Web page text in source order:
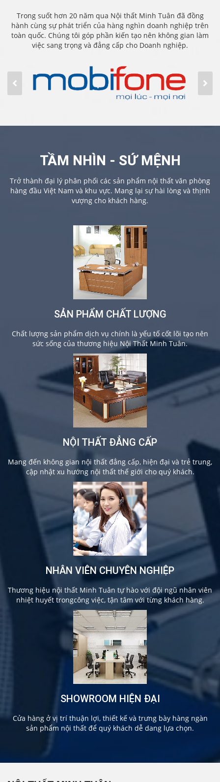
Trong suốt hơn 20 năm qua Nội thất Minh Tuân đã đồng
hành cùng sự phát triển của hàng nghìn doanh nghiệp trên
toàn quốc. Chúng tôi góp phần kiến tạo nên không gian làm
việc sang trọng và đẳng cấp cho Doanh nghiệp.
TẦM NHÌN - SỨ MỆNH
Trở thành đại lý phân phối các sản phẩm nội thất văn phòng
hàng đầu Việt Nam và khu vực. Mang lại sự hài lòng và thịnh
vượng cho khách hàng.
SẢN PHẨM CHẤT LƯỢNG
Chất lượng sản phẩm dịch vụ chính là yếu tố cốt lõi tạo nên
sức sống của thương hiệu Nội Thất Minh Tuân.
NỘI THẤT ĐẲNG CẤP
Mang đến không gian nội thất đẳng cấp, hiện đại và trẻ trung,
cập nhật xu hướng nội thất thế giới cho quý khách.
NHÂN VIÊN CHUYÊN NGHIỆP
Thương hiệu nội thất Minh Tuân tự hào với đội ngũ nhân viên
nhiệt huyết trongcông việc, tận tâm với từng khách hàng.
SHOWROOM HIỆN ĐẠI
Cửa hàng ở vị trí thuận lợi, thiết kế và trưng bày hàng ngàn
sản phẩm nội thất để quý khách dễ dang lựa chọn.